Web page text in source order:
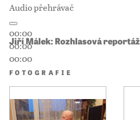
Audio přehrávač
00:00
00:00
00:00
Jiří Málek: Rozhlasová reportáž
FOTOGRAFIE